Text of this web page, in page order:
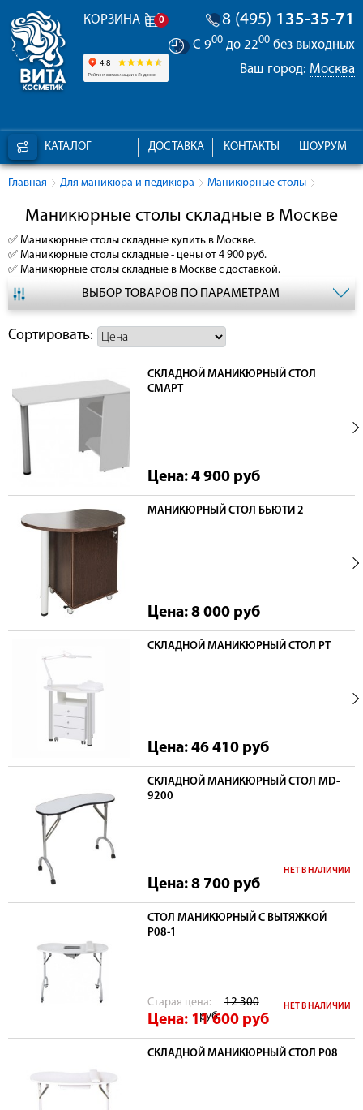
КОРЗИНА 0 8 (495) 135-35-71
С 900 до 2200 без выходных
Ваш город: Москва
КАТАЛОГ ШОУРУМ
КОНТАКТЫ
ДОСТАВКА
Главная Для маникюра и педикюра Маникюрные столы
Маникюрные столы складные в Москве
✅ Маникюрные столы складные купить в Москве.
✅ Маникюрные столы складные - цены от 4 900 руб.
✅ Маникюрные столы складные в Москве с доставкой.
ВЫБОР ТОВАРОВ ПО ПАРАМЕТРАМ
Сортировать:
СКЛАДНОЙ МАНИКЮРНЫЙ СТОЛ
СМАРТ
Цена: 4 900 руб
МАНИКЮРНЫЙ СТОЛ БЬЮТИ 2
Цена: 8 000 руб
СКЛАДНОЙ МАНИКЮРНЫЙ СТОЛ PT
Цена: 46 410 руб
СКЛАДНОЙ МАНИКЮРНЫЙ СТОЛ MD-
9200
Цена: 8 700 руб
НЕТ В НАЛИЧИИ
СТОЛ МАНИКЮРНЫЙ С ВЫТЯЖКОЙ
P08-1
Cтарая цена:
12 300
руб
Цена: 11 600 руб
НЕТ В НАЛИЧИИ
СКЛАДНОЙ МАНИКЮРНЫЙ СТОЛ P08